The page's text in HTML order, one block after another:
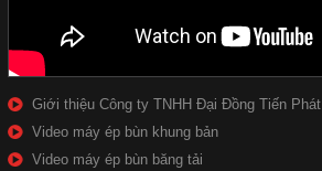
Giới thiệu Công ty TNHH Đại Đồng Tiến Phát
Video máy ép bùn khung bản
Video máy ép bùn băng tải